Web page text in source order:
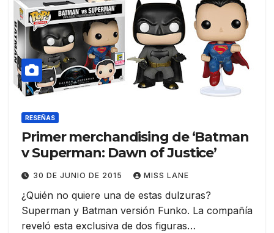
RESEÑAS
Primer merchandising de ‘Batman
v Superman: Dawn of Justice’
30 DE JUNIO DE 2015 MISS LANE
¿Quién no quiere una de estas dulzuras?
‪Superman‬ y ‪Batman‬ versión ‪Funko‬. La compañía
reveló esta exclusiva de dos figuras…